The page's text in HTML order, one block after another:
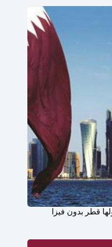
قطر بدون فيزا